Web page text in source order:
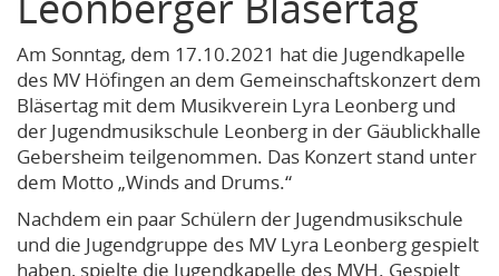
Am Sonntag, dem 17.10.2021 hat die Jugendkapelle
des MV Höfingen an dem Gemeinschaftskonzert dem
Bläsertag mit dem Musikverein Lyra Leonberg und
der Jugendmusikschule Leonberg in der Gäublickhalle
Gebersheim teilgenommen. Das Konzert stand unter
dem Motto „Winds and Drums.“
Nachdem ein paar Schülern der Jugendmusikschule
und die Jugendgruppe des MV Lyra Leonberg gespielt
haben, spielte die Jugendkapelle des MVH. Gespielt